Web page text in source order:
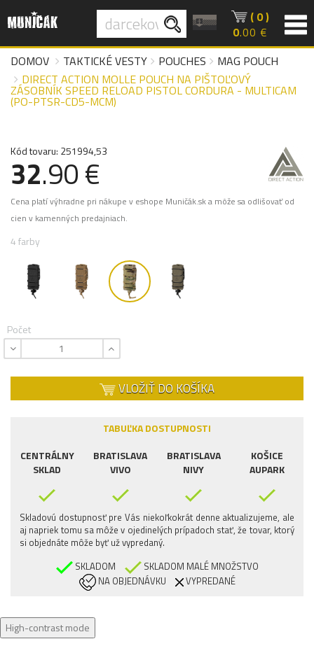
( 0 )
0.00 €
DOMOV
TAKTICKÉ VESTY POUCHES
MAG POUCH
DIRECT ACTION MOLLE POUCH NA PIŠTOĽOVÝ
ZÁSOBNÍK SPEED RELOAD PISTOL CORDURA - MULTICAM
(PO-PTSR-CD5-MCM)
Kód tovaru: 251994,53
32.90 €
Cena platí výhradne pri nákupe v eshope Muničák.sk a môže sa odlišovať od
cien v kamenných predajniach.
4 farby
Počet
VLOŽIŤ DO KOŠÍKA
TABUĽKA DOSTUPNOSTI
CENTRÁLNY
SKLAD
BRATISLAVA
VIVO
BRATISLAVA
NIVY
KOŠICE
AUPARK
Skladovú dostupnosť pre Vás niekoľkokrát denne aktualizujeme, ale
aj napriek tomu sa môže v ojedinelých prípadoch stať, že tovar, ktorý
si objednáte môže byť už vypredaný.
SKLADOM
SKLADOM MALÉ MNOŽSTVO
NA OBJEDNÁVKU
VYPREDANÉ
High-contrast mode